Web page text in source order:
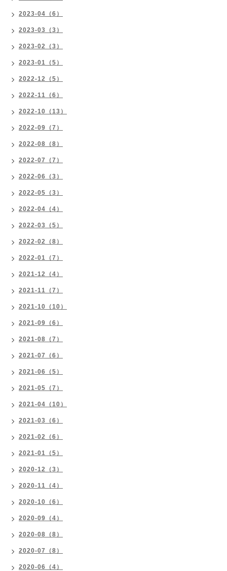
2023-04（6）
2023-03（3）
2023-02（3）
2023-01（5）
2022-12（5）
2022-11（6）
2022-10（13）
2022-09（7）
2022-08（8）
2022-07（7）
2022-06（3）
2022-05（3）
2022-04（4）
2022-03（5）
2022-02（8）
2022-01（7）
2021-12（4）
2021-11（7）
2021-10（10）
2021-09（6）
2021-08（7）
2021-07（6）
2021-06（5）
2021-05（7）
2021-04（10）
2021-03（6）
2021-02（6）
2021-01（5）
2020-12（3）
2020-11（4）
2020-10（6）
2020-09（4）
2020-08（8）
2020-07（8）
2020-06（4）